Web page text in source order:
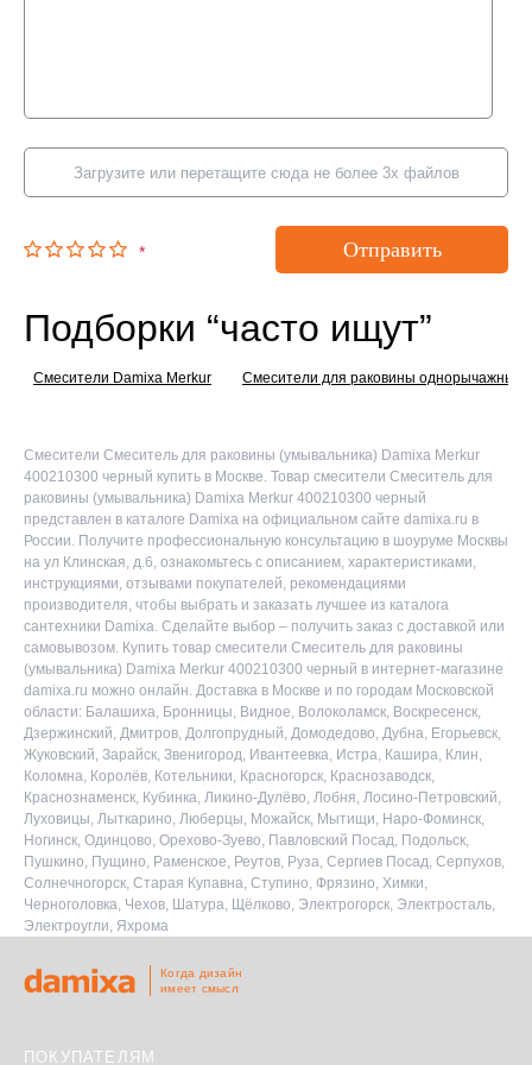
Загрузите или перетащите сюда не более 3х файлов
* Отправить
Подборки “часто ищут”
Смесители Damixa Merkur Смесители для раковины однорычажные
Смесители Смеситель для раковины (умывальника) Damixa Merkur
400210300 черный купить в Москве. Товар смесители Смеситель для
раковины (умывальника) Damixa Merkur 400210300 черный
представлен в каталоге Damixa на официальном сайте damixa.ru в
России. Получите профессиональную консультацию в шоуруме Москвы
на ул Клинская, д.6, ознакомьтесь с описанием, характеристиками,
инструкциями, отзывами покупателей, рекомендациями
производителя, чтобы выбрать и заказать лучшее из каталога
сантехники Damixa. Сделайте выбор – получить заказ с доставкой или
самовывозом. Купить товар смесители Смеситель для раковины
(умывальника) Damixa Merkur 400210300 черный в интернет-магазине
damixa.ru можно онлайн. Доставка в Москве и по городам Московской
области: Балашиха, Бронницы, Видное, Волоколамск, Воскресенск,
Дзержинский, Дмитров, Долгопрудный, Домодедово, Дубна, Егорьевск,
Жуковский, Зарайск, Звенигород, Ивантеевка, Истра, Кашира, Клин,
Коломна, Королёв, Котельники, Красногорск, Краснозаводск,
Краснознаменск, Кубинка, Ликино-Дулёво, Лобня, Лосино-Петровский,
Луховицы, Лыткарино, Люберцы, Можайск, Мытищи, Наро-Фоминск,
Ногинск, Одинцово, Орехово-Зуево, Павловский Посад, Подольск,
Пушкино, Пущино, Раменское, Реутов, Руза, Сергиев Посад, Серпухов,
Солнечногорск, Старая Купавна, Ступино, Фрязино, Химки,
Черноголовка, Чехов, Шатура, Щёлково, Электрогорск, Электросталь,
Электроугли, Яхрома
Когда дизайн
имеет смысл
ПОКУПАТЕЛЯМ